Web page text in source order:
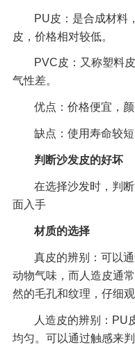
PU皮：是合成材料
皮，价格相对较低。
PVC皮：又称塑料
气性差。
优点：价格便宜，
缺点：使用寿命较
判断沙发皮的好坏
在选择沙发时，判
面入手
材质的选择
真皮的辨别：可以
动物气味，而人造皮通
然的毛孔和纹理，仔细
人造皮的辨别：PU
均匀。可以通过触感来